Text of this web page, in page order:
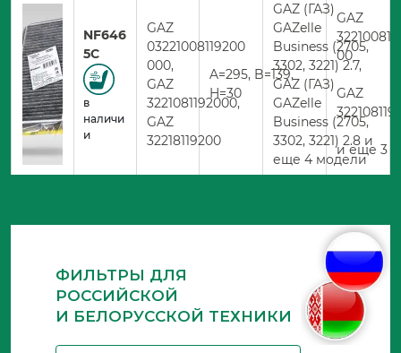
NF646
5C
в
наличи
и
GAZ
03221008119200
000,
GAZ
3221081192000,
GAZ
32218119200
A=295, B=139,
H=30
GAZ (ГАЗ)
GAZelle
Business (2705,
3302, 3221) 2.7,
GAZ (ГАЗ)
GAZelle
Business (2705,
3302, 3221) 2.8 и
еще 4 модели
GAZ
00
GAZ
и еще 3
ФИЛЬТРЫ ДЛЯ
РОССИЙСКОЙ
И БЕЛОРУССКОЙ ТЕХНИКИ